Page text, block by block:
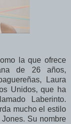
la que ofrece
de 26 años,
Laura
Unidos, que ha
Laberinto.
mucho el estilo
Su nombre